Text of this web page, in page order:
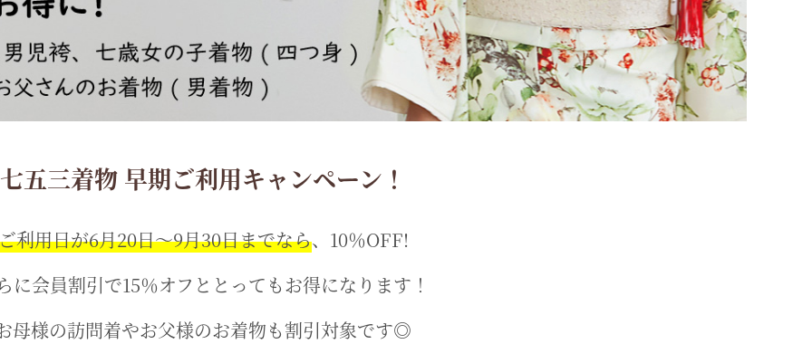
七五三着物 早期ご利用キャンペーン！
利用日が6月20日～9月30日までなら、 10％OFF!
に会員割引で15％オフととってもお得になります！
母様の訪問着やお父様のお着物も割引対象です◎